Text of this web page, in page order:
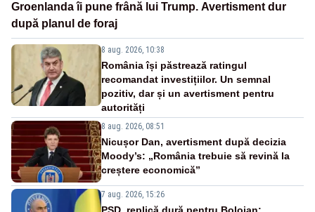
Groenlanda îi pune frână lui Trump. Avertisment dur
după planul de foraj
8 aug. 2026, 10:38
România își păstrează ratingul
recomandat investițiilor. Un semnal
pozitiv, dar și un avertisment pentru
autorități
8 aug. 2026, 08:51
Nicușor Dan, avertisment după decizia
Moody’s: „România trebuie să revină la
creștere economică”
7 aug. 2026, 15:26